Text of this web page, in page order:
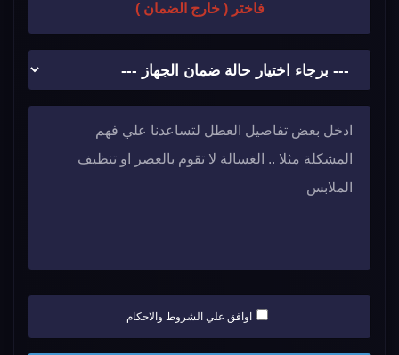
فاختر ( خارج الضمان )
اوافق علي الشروط والاحكام